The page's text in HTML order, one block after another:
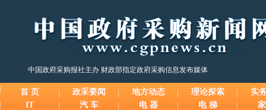
中国政府采购报社主办 财政部指定政府采购信息发布媒体
首 页 政采要闻 地方动态 理论探索
实
IT
汽 车 电 器 电 梯